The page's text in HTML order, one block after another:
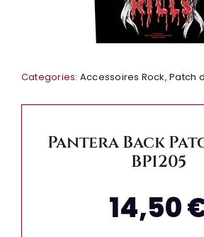
Categories: Accessoires Rock,Patch
Pantera Back
BP1205
14,50